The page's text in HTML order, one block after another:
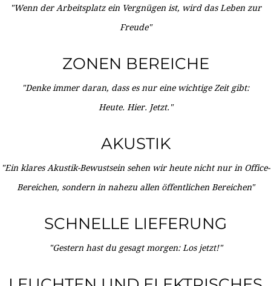
"Wenn der Arbeitsplatz ein Vergnügen ist, wird das Leben zur
Freude"
ZONEN BEREICHE
"Denke immer daran, dass es nur eine wichtige Zeit gibt:
Heute. Hier. Jetzt."
AKUSTIK
"Ein klares Akustik-Bewustsein sehen wir heute nicht nur in Office-
Bereichen, sondern in nahezu allen öffentlichen Bereichen"
SCHNELLE LIEFERUNG
"Gestern hast du gesagt morgen: Los jetzt!"